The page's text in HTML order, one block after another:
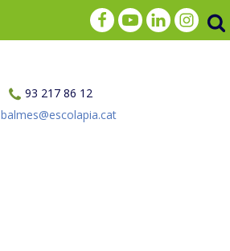
93 217 86 12
balmes@escolapia.cat